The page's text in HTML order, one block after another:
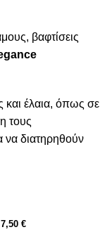
βαφτίσεις
και έλαια, όπως σε
τους
να διατηρηθούν
7,50 €